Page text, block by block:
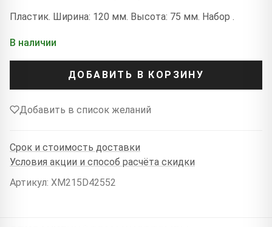
Пластик. Ширина: 120 мм. Высота: 75 мм. Набор .
В наличии
ДОБАВИТЬ В КОРЗИНУ
Добавить в список желаний
Срок и стоимость доставки
Условия акции и способ расчёта скидки
Артикул: XM215D42552